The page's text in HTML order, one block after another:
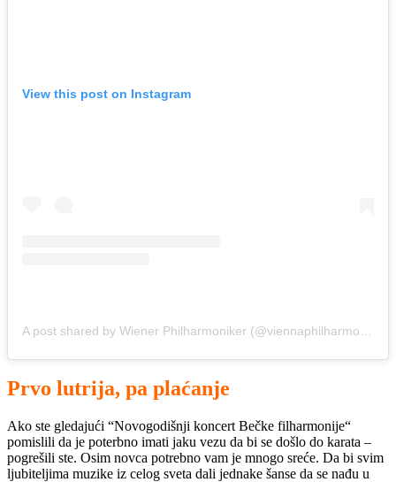
View this post on Instagram
A post shared by Wiener Philharmoniker (@viennaphilharmonic)
Prvo lutrija, pa plaćanje
Ako ste gledajući “Novogodišnji koncert Bečke filharmonije“
pomislili da je poterbno imati jaku vezu da bi se došlo do karata –
pogrešili ste. Osim novca potrebno vam je mnogo sreće. Da bi svim
ljubiteljima muzike iz celog sveta dali jednake šanse da se nađu u